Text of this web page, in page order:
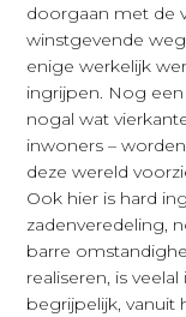
doorgaan met de
winstgevende
enige werkelijk
ingrijpen. Nog
nogal wat
inwoners –
deze wereld
Ook hier is hard
zadenveredeling,
barre
realiseren, is
begrijpelijk, vanuit